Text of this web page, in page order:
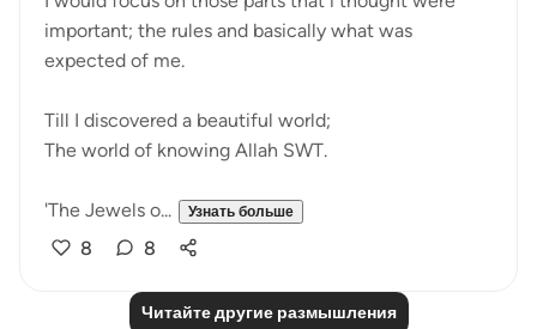
important; the rules and basically what was
expected of me.
Till I discovered a beautiful world;
The world of knowing Allah SWT.
'The Jewels o... Узнать больше
8 8
Читайте другие размышления